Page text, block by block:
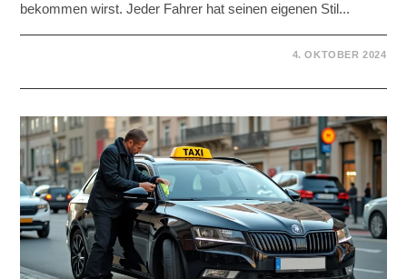
bekommen wirst. Jeder Fahrer hat seinen eigenen Stil...
4. OKTOBER 2024